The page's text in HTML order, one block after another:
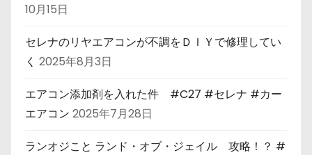
10月15日
セレナのリヤエアコンが不調をＤＩＹで修理してい
く 2025年8月3日
エアコン添加剤を入れた件 #C27 #セレナ #カー
エアコン 2025年7月28日
ランオジこと ランド・オブ・ジェイル 攻略！？ #